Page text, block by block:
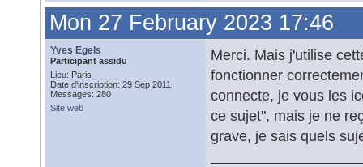
Mon 27 February 2023 17:46
Yves Egels
Participant assidu
Lieu: Paris
Date d'inscription: 29 Sep 2011
Messages: 280
Site web
Merci. Mais j'utilise
fonctionner
connecte, je vous les
ce sujet", mais je ne
grave, je sais quels